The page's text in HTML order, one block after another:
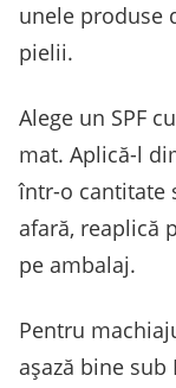
unele produse
pielii.
Alege un SPF
mat. Aplică-l
într-o cantitate
afară, reaplică
pe ambalaj.
Pentru
așază bine sub